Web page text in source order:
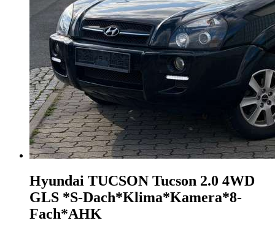
Hyundai TUCSON Tucson 2.0 4WD
GLS *S-Dach*Klima*Kamera*8-
Fach*AHK